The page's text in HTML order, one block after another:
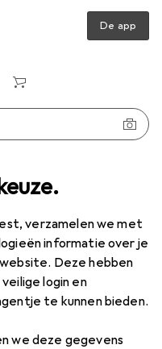
verzamelen we met
informatie over je
Deze hebben
login en
te kunnen bieden.
we deze gegevens
De app